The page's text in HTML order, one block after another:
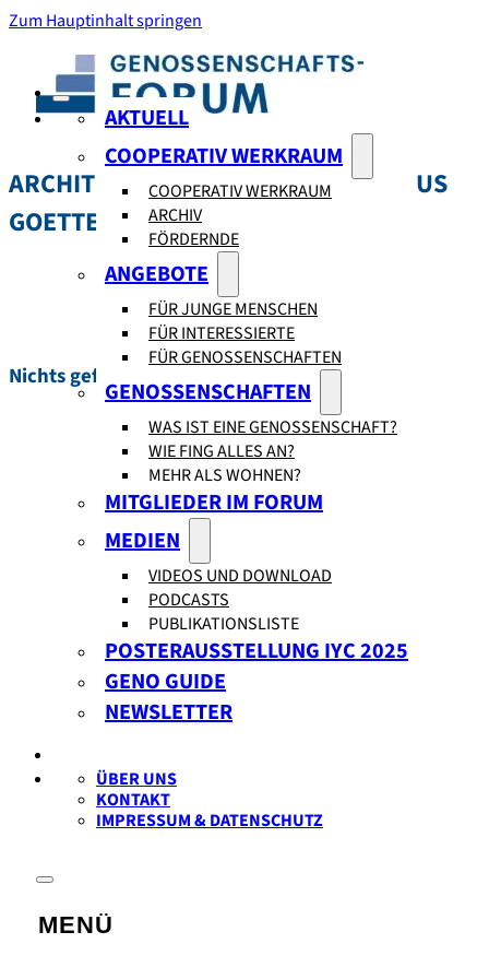
Zum Hauptinhalt springen
AKTUELL
COOPERATIV WERKRAUM
COOPERATIV WERKRAUM
ARCHIV
FÖRDERNDE
ANGEBOTE
FÜR JUNGE MENSCHEN
FÜR INTERESSIERTE
FÜR GENOSSENSCHAFTEN
GENOSSENSCHAFTEN
WAS IST EINE GENOSSENSCHAFT?
WIE FING ALLES AN?
MEHR ALS WOHNEN?
MITGLIEDER IM FORUM
MEDIEN
VIDEOS UND DOWNLOAD
PODCASTS
PUBLIKATIONSLISTE
POSTERAUSSTELLUNG IYC 2025
GENO GUIDE
NEWSLETTER
ÜBER UNS
KONTAKT
IMPRESSUM & DATENSCHUTZ
ARCHITEKTURSCHAFFENDE: JAKOBUS
GOETTEL
Nichts gefunden.